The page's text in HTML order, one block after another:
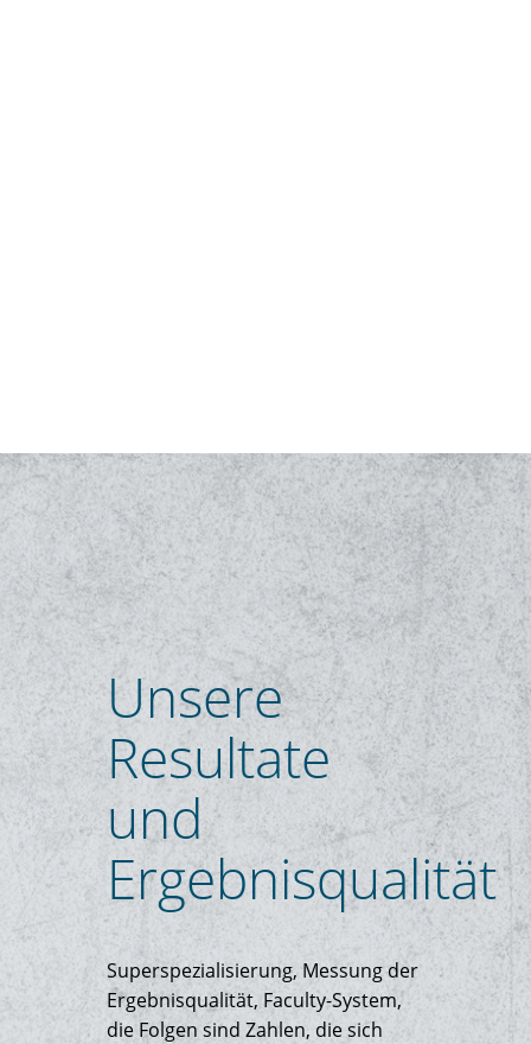
Unsere
Resultate
und
Ergebnisqualität
Superspezialisierung, Messung der
Ergebnisqualität, Faculty-System,
die Folgen sind Zahlen, die sich